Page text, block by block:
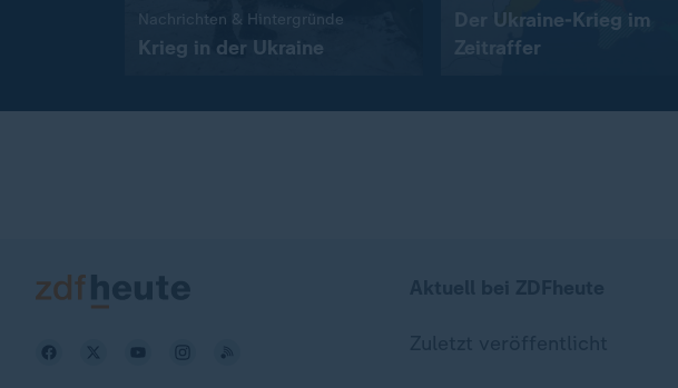
Nachrichten & Hintergründe
Krieg in der Ukraine
Der Ukraine-Krieg im
Zeitraffer